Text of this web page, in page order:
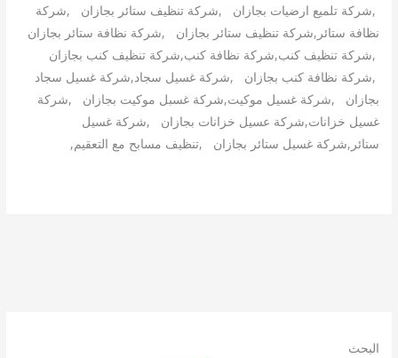
,شركة تلميع ارضيات بجازان ,شركة تنظيف ستائر بجازان ,شركة
نظافة ستائر,شركة تنظيف ستائر بجازان ,شركة نظافة ستائر بجازان
,شركة تنظيف كنب,شركة نظافة كنب,شركة تنظيف كنب بجازان
,شركة نظافة كنب بجازان ,شركة غسيل سجاد,شركة غسيل سجاد
بجازان ,شركة غسيل موكيت,شركة غسبل موكيت بجازان ,شركة
غسيل خزانات,شركة عسيل خزانات بجازان ,شركة غسيل
ستائر,شركة غسيل ستائر بجازان ,تنظيف مسابح مع التعقيم,
البحث